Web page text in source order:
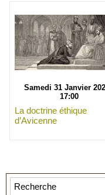
Samedi 31 Janvier
17:00
La doctrine éthique
d’Avicenne